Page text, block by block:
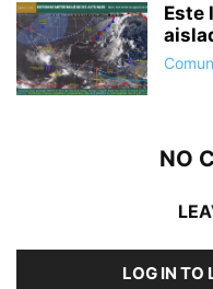
Este
NO
LOG IN TO